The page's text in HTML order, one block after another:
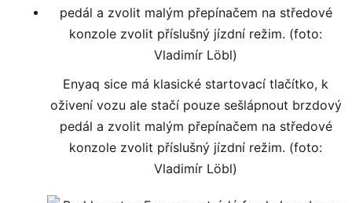
Enyaq sice má klasické startovací tlačítko, k
oživení vozu ale stačí pouze sešlápnout brzdový
pedál a zvolit malým přepínačem na středové
konzole zvolit příslušný jízdní režim. (foto:
Vladimír Löbl)